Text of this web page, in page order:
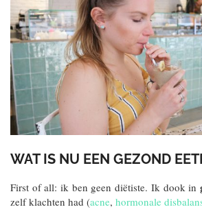
WAT IS NU EEN GEZOND
First of all: ik ben geen diëtiste. Ik dook in
zelf klachten had (acne, hormonale